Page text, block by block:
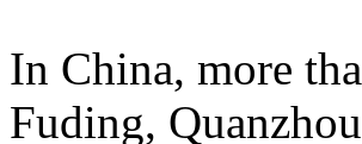
In China, more
Fuding,